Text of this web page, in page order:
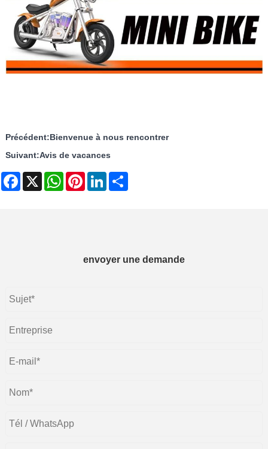
Précédent:Bienvenue à nous rencontrer
Suivant:Avis de vacances
Facebook
X WhatsAppPinterestLinkedIn
envoyer une demande